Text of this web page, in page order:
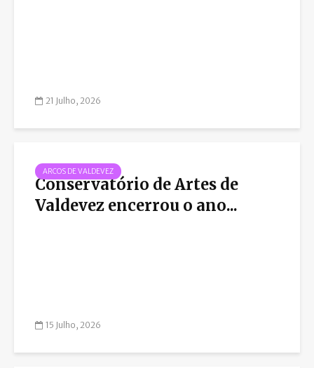
21 Julho, 2026
ARCOS DE VALDEVEZ
Conservatório de Artes de
Valdevez encerrou o ano...
15 Julho, 2026